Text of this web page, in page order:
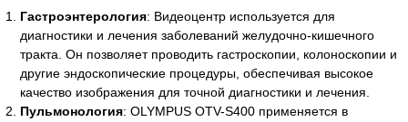
Гастроэнтерология: Видеоцентр используется для
диагностики и лечения заболеваний желудочно-кишечного
тракта. Он позволяет проводить гастроскопии, колоноскопии и
другие эндоскопические процедуры, обеспечивая высокое
качество изображения для точной диагностики и лечения.
Пульмонология: OLYMPUS OTV-S400 применяется в